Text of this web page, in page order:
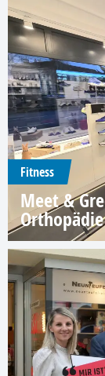
Fitness
Meet &
Orthopädie